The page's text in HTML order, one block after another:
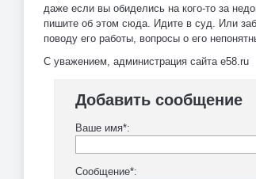
даже если вы обиделись на кого-то за
пишите об этом сюда. Идите в суд. Или
поводу его работы, вопросы о его
С уважением, администрация сайта e58.ru
Добавить сообщение
Ваше имя*:
Сообщение*: